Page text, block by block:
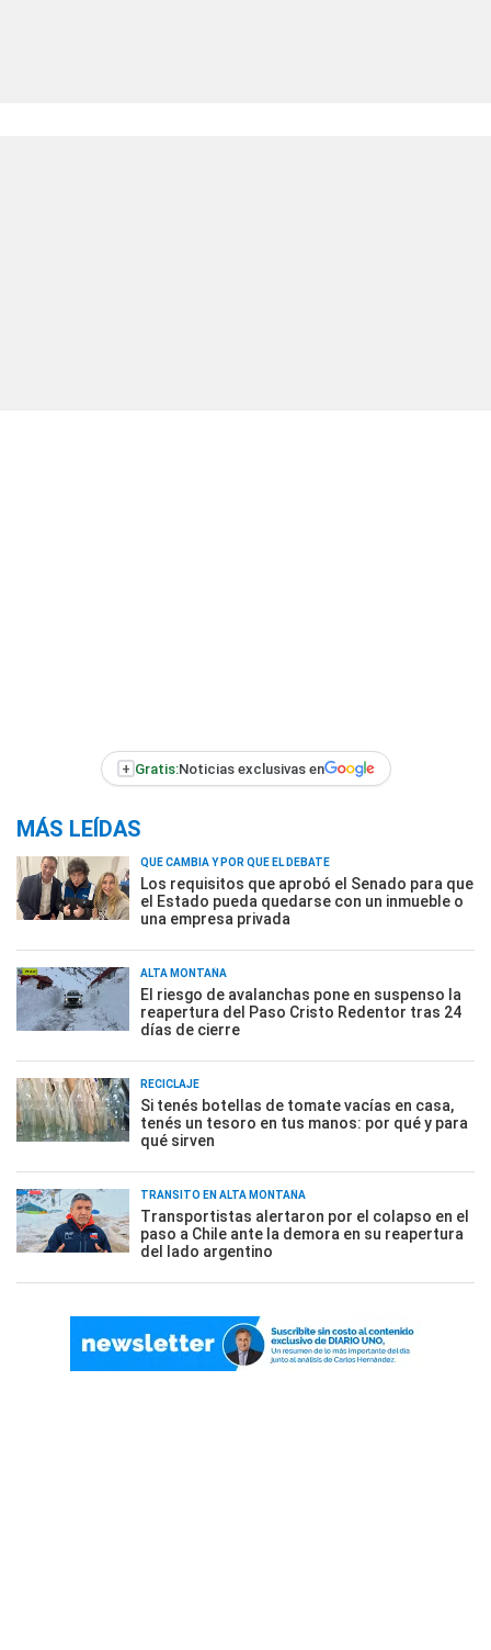
+ Gratis:Noticias exclusivas en
MÁS LEÍDAS
QUÉ CAMBIA Y POR QUÉ EL DEBATE
Los requisitos que aprobó el Senado para que
el Estado pueda quedarse con un inmueble o
una empresa privada
ALTA MONTAÑA
El riesgo de avalanchas pone en suspenso la
reapertura del Paso Cristo Redentor tras 24
días de cierre
RECICLAJE
Si tenés botellas de tomate vacías en casa,
tenés un tesoro en tus manos: por qué y para
qué sirven
TRÁNSITO EN ALTA MONTAÑA
Transportistas alertaron por el colapso en el
paso a Chile ante la demora en su reapertura
del lado argentino